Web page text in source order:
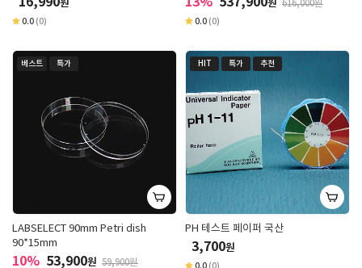
원
0.0 (0)
원 616,000원
0.0 (0)
베스트 특가
LABSELECT 90mm Petri dish
90*15mm
10% 53,900원 59,900원
HIT 특가 추천
PH 테스트 페이퍼 국산
3,700원